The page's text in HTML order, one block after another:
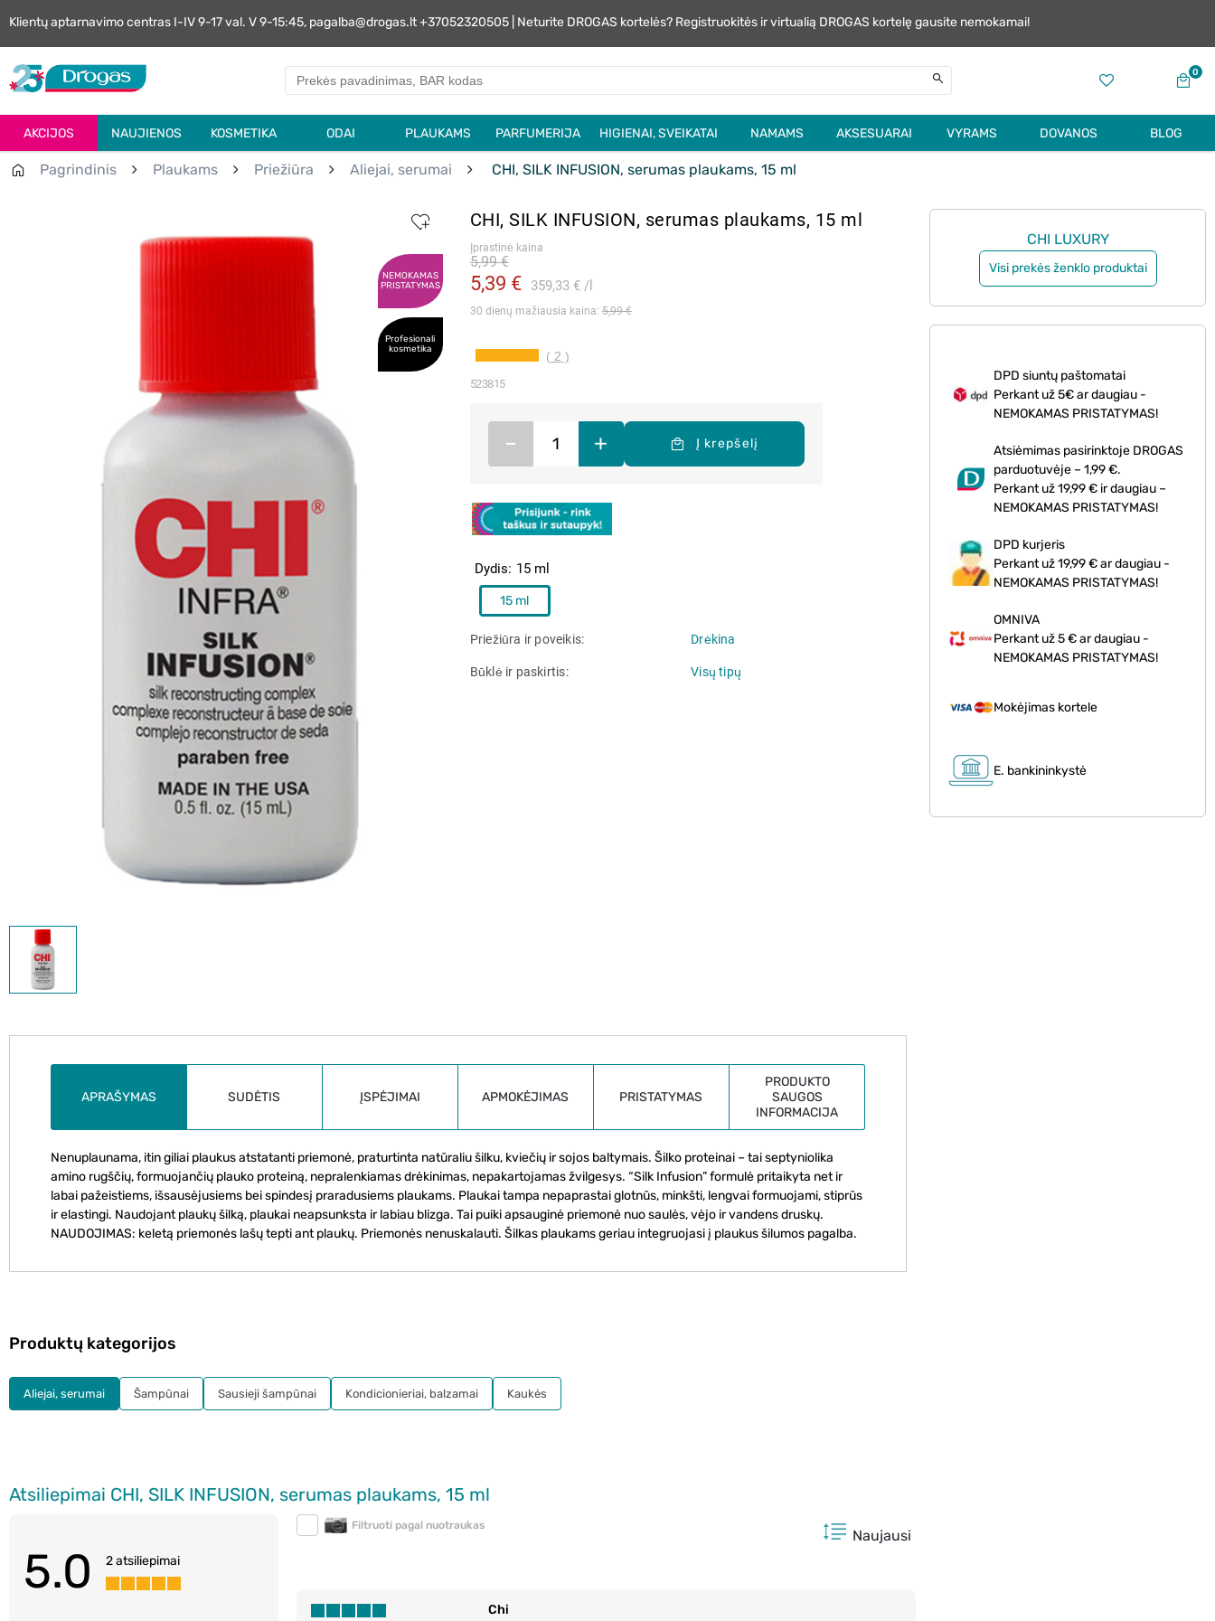
Klientų aptarnavimo centras I-IV 9-17 val. V 9-15:45, pagalba@drogas.lt +37052320505 | Neturite DROGAS kortelės? Registruokitės ir virtualią DROGAS kortelę gausite nemokamai!
0
AKCIJOS NAUJIENOS KOSMETIKA ODAI PLAUKAMS PARFUMERIJA HIGIENAI, SVEIKATAI NAMAMS AKSESUARAI VYRAMS DOVANOS BLOG
Pagrindinis Plaukams Priežiūra Aliejai, serumai CHI, SILK INFUSION, serumas plaukams, 15 ml
NEMOKAMAS
PRISTATYMAS
Profesionali
kosmetika
CHI, SILK INFUSION, serumas plaukams, 15 ml
Įprastinė kaina
5,39 € 359,33 € l
5,99 €
30 dienų mažiausia kaina: 5,99 €
( 2 )
523815
Dydis 15 ml
15 ml
– + Į krepšelį
Priežiūra ir poveikis Drėkina
Būklė ir paskirtis Visų tipų
CHI LUXURY
Visi prekės ženklo produktai
DPD siuntų paštomatai
Perkant už 5€ ar daugiau -
NEMOKAMAS PRISTATYMAS!
Atsiėmimas pasirinktoje DROGAS
parduotuvėje – 1,99 €.
Perkant už 19,99 € ir daugiau –
NEMOKAMAS PRISTATYMAS!
DPD kurjeris
Perkant už 19,99 € ar daugiau -
NEMOKAMAS PRISTATYMAS!
OMNIVA
Perkant už 5 € ar daugiau -
NEMOKAMAS PRISTATYMAS!
Mokėjimas kortele
E. bankininkystė
APRAŠYMAS SUDĖTIS ĮSPĖJIMAI APMOKĖJIMAS PRISTATYMAS
PRODUKTO
SAUGOS
INFORMACIJA
Nenuplaunama, itin giliai plaukus atstatanti priemonė, praturtinta natūraliu šilku, kviečių ir sojos baltymais. Šilko proteinai – tai septyniolika
amino rugščių, formuojančių plauko proteiną, nepralenkiamas drėkinimas, nepakartojamas žvilgesys. “Silk Infusion” formulė pritaikyta net ir
labai pažeistiems, išsausėjusiems bei spindesį praradusiems plaukams. Plaukai tampa nepaprastai glotnūs, minkšti, lengvai formuojami, stiprūs
ir elastingi. Naudojant plaukų šilką, plaukai neapsunksta ir labiau blizga. Tai puiki apsauginė priemonė nuo saulės, vėjo ir vandens druskų.
NAUDOJIMAS: keletą priemonės lašų tepti ant plaukų. Priemonės nenuskalauti. Šilkas plaukams geriau integruojasi į plaukus šilumos pagalba.
Atsiliepimai CHI, SILK INFUSION, serumas plaukams, 15 ml
5.0 2 atsiliepimai
Filtruoti pagal nuotraukas
Naujausi
Chi
Produktų kategorijos
Aliejai, serumai Šampūnai Sausieji šampūnai Kondicionieriai, balzamai Kaukės